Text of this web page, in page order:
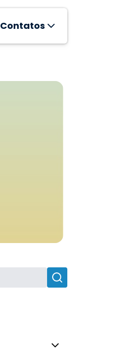
Contatos